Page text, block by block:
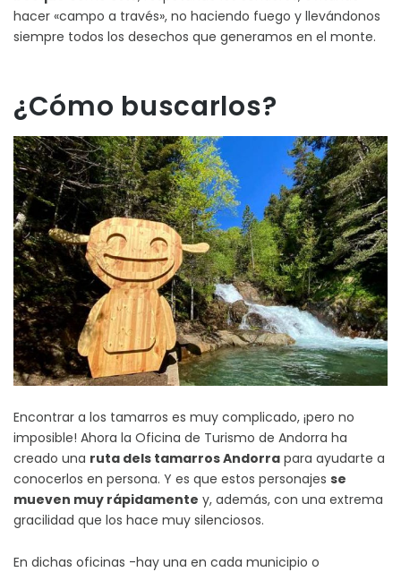
hacer «campo a través», no haciendo fuego y llevándonos
siempre todos los desechos que generamos en el monte.
¿Cómo buscarlos?
Encontrar a los tamarros es muy complicado, ¡pero no
imposible! Ahora la Oficina de Turismo de Andorra ha
creado una ruta dels tamarros Andorra para ayudarte a
conocerlos en persona. Y es que estos personajes se
mueven muy rápidamente y, además, con una extrema
gracilidad que los hace muy silenciosos.
En dichas oficinas -hay una en cada municipio o